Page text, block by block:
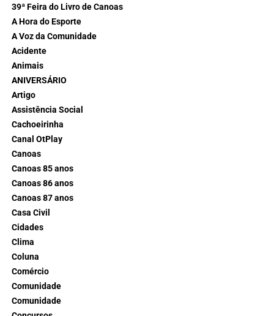
39ª Feira do Livro de Canoas
A Hora do Esporte
A Voz da Comunidade
Acidente
Animais
ANIVERSÁRIO
Artigo
Assistência Social
Cachoeirinha
Canal OtPlay
Canoas
Canoas 85 anos
Canoas 86 anos
Canoas 87 anos
Casa Civil
Cidades
Clima
Coluna
Comércio
Comunidade
Comunidade